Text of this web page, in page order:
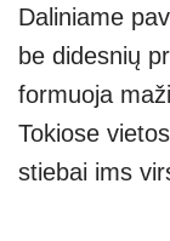
Daliniame
be didesnių
formuoja
Tokiose
stiebai ims